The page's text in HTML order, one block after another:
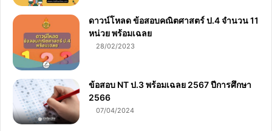
ดาวน์โหลด ข้อสอบคณิตศาสตร์ ป.4 จำนวน 11
หน่วย พร้อมเฉลย
28/02/2023
ข้อสอบ NT ป.3 พร้อมเฉลย 2567 ปีการศึกษา
2566
07/04/2024